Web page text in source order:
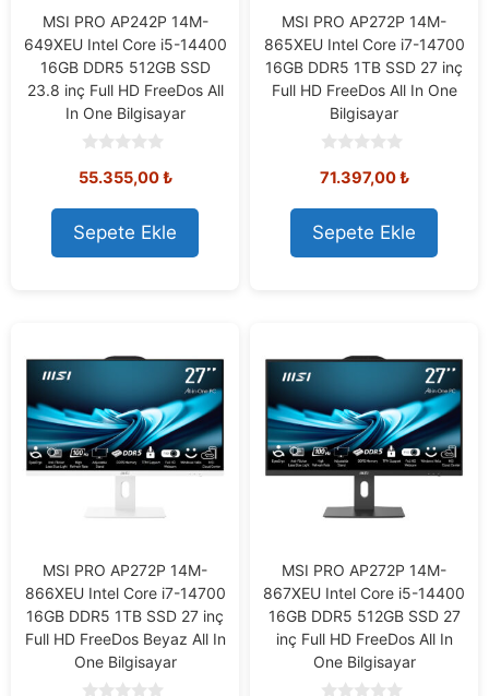
MSI PRO AP242P 14M-
649XEU Intel Core i5-14400
16GB DDR5 512GB SSD
23.8 inç Full HD FreeDos All
In One Bilgisayar
o
t
o
f
5
55.355,00₺
Sepete Ekle
MSI PRO AP272P 14M-
865XEU Intel Core i7-14700
16GB DDR5 1TB SSD 27 inç
Full HD FreeDos All In One
Bilgisayar
o
t
o
f
5
71.397,00₺
Sepete Ekle
MSI PRO AP272P 14M-
866XEU Intel Core i7-14700
16GB DDR5 1TB SSD 27 inç
Full HD FreeDos Beyaz All In
One Bilgisayar
MSI PRO AP272P 14M-
867XEU Intel Core i5-14400
16GB DDR5 512GB SSD 27
inç Full HD FreeDos All In
One Bilgisayar